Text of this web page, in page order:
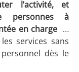
l’activité, et
personnes à
en charge …
services sans
dès le